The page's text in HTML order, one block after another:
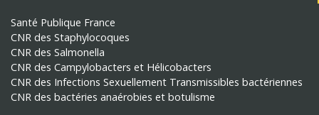
Santé Publique France
CNR des Staphylocoques
CNR des Salmonella
CNR des Campylobacters et Hélicobacters
CNR des Infections Sexuellement Transmissibles bactériennes
CNR des bactéries anaérobies et botulisme